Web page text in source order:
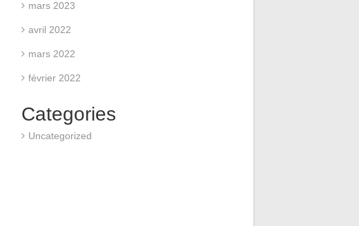
mars 2023
avril 2022
mars 2022
février 2022
Categories
Uncategorized